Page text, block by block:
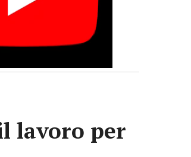
lavoro per